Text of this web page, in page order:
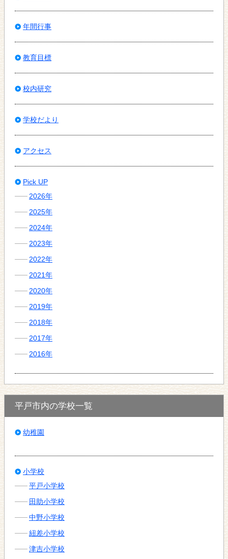
年間行事
教育目標
校内研究
学校だより
アクセス
Pick UP
2026年
2025年
2024年
2023年
2022年
2021年
2020年
2019年
2018年
2017年
2016年
平戸市内の学校一覧
幼稚園
小学校
平戸小学校
田助小学校
中野小学校
紐差小学校
津吉小学校